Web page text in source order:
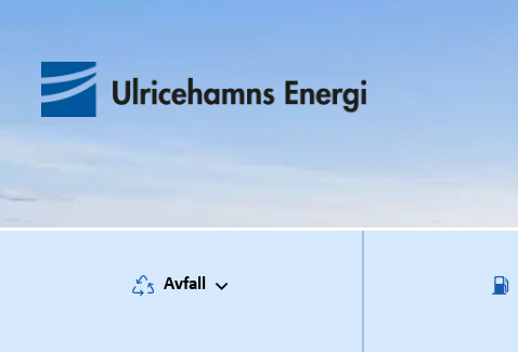
innehåll
Avfall